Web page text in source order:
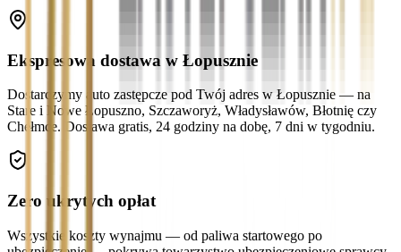
Ekspresowa dostawa w Łopusznie
Dostarczymy auto zastępcze pod Twój adres w Łopusznie — na
Stare i Nowe Łopuszno, Szczaworyż, Władysławów, Błotnię czy
Chełmce. Dostawa gratis, 24 godziny na dobę, 7 dni w tygodniu.
Zero ukrytych opłat
Wszystkie koszty wynajmu — od paliwa startowego po